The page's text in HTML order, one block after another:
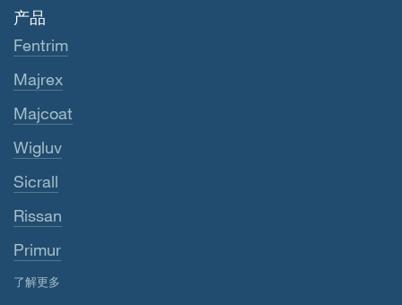
产品
Fentrim
Majrex
Majcoat
Wigluv
Sicrall
Rissan
Primur
了解更多